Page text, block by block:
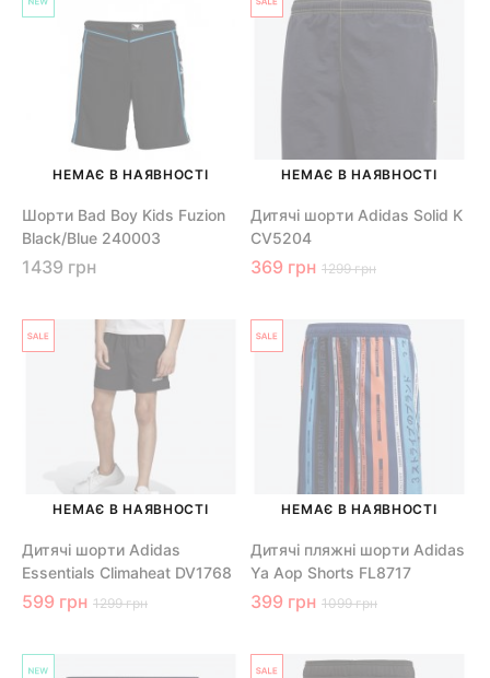
НЕМАЄ В НАЯВНОСТІ
Шорти Bad Boy Kids Fuzion
Black/Blue 240003
1439 грн
НЕМАЄ В НАЯВНОСТІ
Дитячі шорти Adidas Solid K
CV5204
369 грн 1299 грн
НЕМАЄ В НАЯВНОСТІ
Дитячі шорти Adidas
Essentials Climaheat DV1768
599 грн 1299 грн
НЕМАЄ В НАЯВНОСТІ
Дитячі пляжні шорти Adidas
Ya Aop Shorts FL8717
399 грн 1099 грн